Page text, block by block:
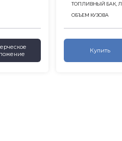
ТОПЛИВНЫЙ БАК, Л
ОБЪЕМ КУЗОВА
Купить